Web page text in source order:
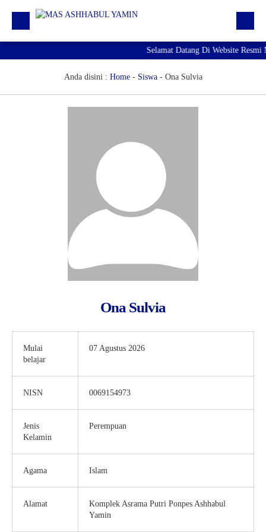
Siswa | Alumni
Selamat Datang Di Website Resmi
Anda disini : Home- Siswa- Ona Sulvia
Ona Sulvia
Mulai
belajar
07 Agustus 2026
NISN 0069154973
Jenis
Kelamin
Perempuan
Agama Islam
Alamat
Komplek Asrama Putri Ponpes Ashhabul
Yamin